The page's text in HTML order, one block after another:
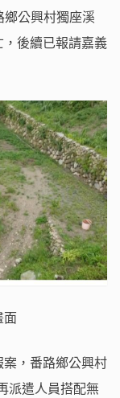
公興村獨座溪
後續已報請嘉義
面
，番路鄉公興村
派遣人員搭配無